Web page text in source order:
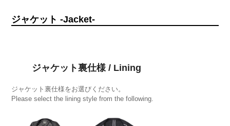
ジャケット -Jacket-
ジャケット裏仕様 / Lining
ジャケット裏仕様をお選びください。
Please select the lining style from the following.